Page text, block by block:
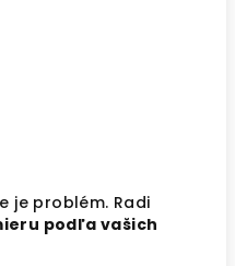
je problém. Radi
podľa vašich